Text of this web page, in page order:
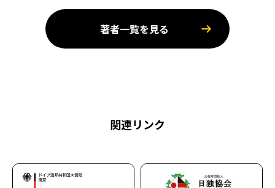
著者一覧を見る
関連リンク